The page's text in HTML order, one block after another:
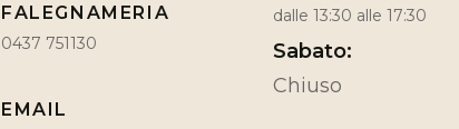
FALEGNAMERIA
0437 751130
EMAIL
dalle 13:30 alle 17:30
Sabato:
Chiuso